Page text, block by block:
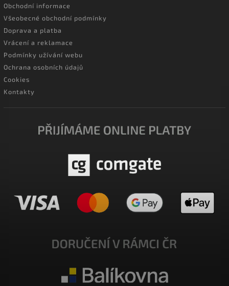
Obchodní informace
Všeobecné obchodní podmínky
Doprava a platba
Vrácení a reklamace
Podmínky užívání webu
Ochrana osobních údajů
Cookies
Kontakty